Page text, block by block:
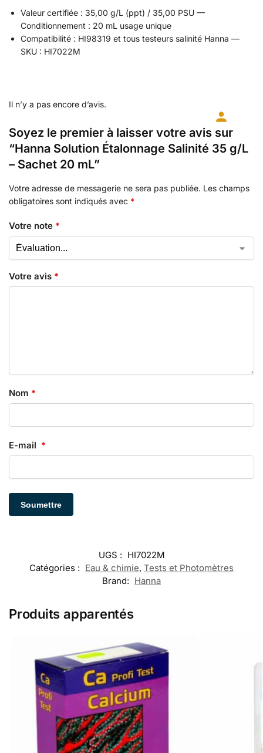
Valeur certifiée : 35,00 g/L (ppt) / 35,00 PSU —
Conditionnement : 20 mL usage unique
Compatibilité : HI98319 et tous testeurs salinité Hanna —
SKU : HI7022M
Il n’y a pas encore d’avis.
Soyez le premier à laisser votre avis sur
“Hanna Solution Étalonnage Salinité 35 g/L
– Sachet 20 mL”
Votre adresse de messagerie ne sera pas publiée. Les champs
obligatoires sont indiqués avec *
Votre note *
Votre avis *
Nom *
E-mail *
UGS : HI7022M
Catégories : Eau & chimie, Tests et Photomètres
Brand: Hanna
Produits apparentés